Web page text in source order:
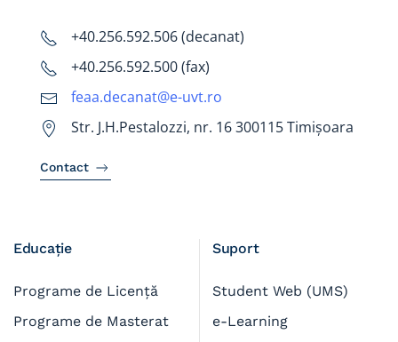
+40.256.592.506 (decanat)
+40.256.592.500 (fax)
feaa.decanat@e-uvt.ro
Str. J.H.Pestalozzi, nr. 16 300115 Timișoara
Contact
Educație
Programe de Licență
Programe de Masterat
Suport
Student Web (UMS)
e-Learning